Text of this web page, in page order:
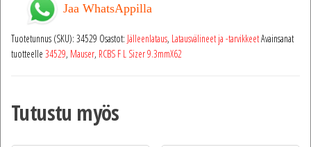
Jaa WhatsAppilla
Tuotetunnus (SKU): 34529 Osastot: Jälleenlataus, Latausvälineet ja -tarvikkeetAvainsanat
tuotteelle 34529, Mauser, RCBS F L Sizer 9.3mmX62
Tutustu myös